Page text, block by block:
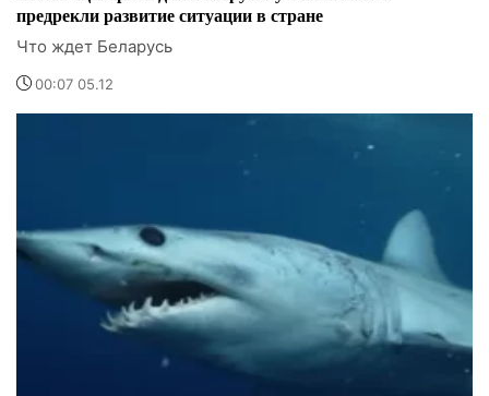
предрекли развитие ситуации в стране
Что ждет Беларусь
00:07 05.12